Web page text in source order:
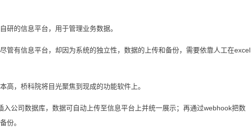
研的信息平台，用于管理业务数据。
有信息平台，却因为系统的独立性，数据的上传和备份，需要依靠人工在excel
高，桥科院将目光聚焦到现成的功能软件上。
入公司数据库，数据可自动上传至信息平台上并统一展示；再通过webhook把数
份。